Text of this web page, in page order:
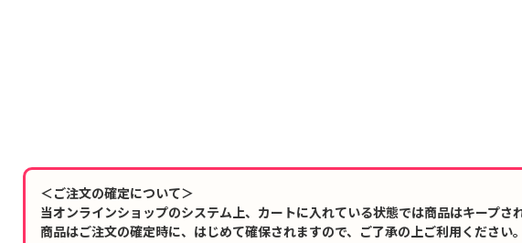
＜ご注文の確定について＞
当オンラインショップのシステム上、カートに入れている状態では商品はキープさ
商品はご注文の確定時に、はじめて確保されますので、ご了承の上ご利用ください。